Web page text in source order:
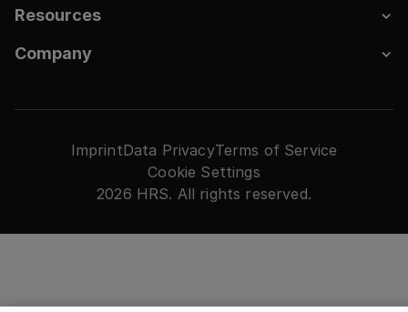
Resources
Company
2026 HRS. All rights reserved.
ImprintData PrivacyTerms of Service
Cookie Settings